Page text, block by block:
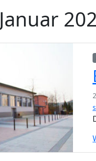
Januar